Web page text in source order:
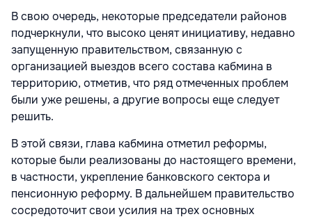
В свою очередь, некоторые председатели районов
подчеркнули, что высоко ценят инициативу, недавно
запущенную правительством, связанную с
организацией выездов всего состава кабмина в
территорию, отметив, что ряд отмеченных проблем
были уже решены, а другие вопросы еще следует
решить.
В этой связи, глава кабмина отметил реформы,
которые были реализованы до настоящего времени,
в частности, укрепление банковского сектора и
пенсионную реформу. В дальнейшем правительство
сосредоточит свои усилия на трех основных